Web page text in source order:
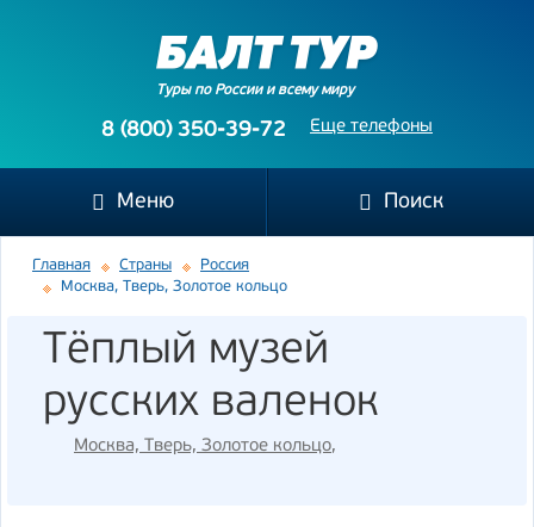
Туры по России и всему миру
Еще телефоны
8 (800) 350-39-72
Меню Поиск
Главная Страны
Россия
Москва, Тверь, Золотое кольцо
Тёплый музей
русских валенок
Москва, Тверь, Золотое кольцо,